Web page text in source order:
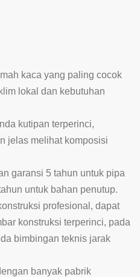
kaca yang paling cocok
lokal dan kebutuhan
kutipan terperinci,
jelas melihat komposisi
garansi 5 tahun untuk pipa
untuk bahan penutup.
profesional, dapat
konstruksi terperinci, pada
bimbingan teknis jarak
banyak pabrik